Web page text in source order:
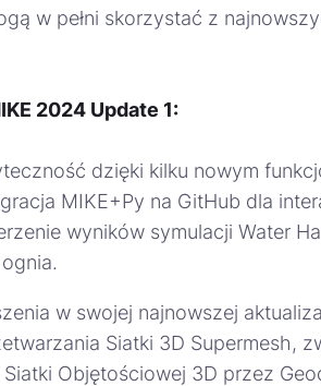
w pełni skorzystać z
2024 Update 1:
dzięki kilku nowym
MIKE+Py na GitHub dla
wyników symulacji Water
w swojej najnowszej
Siatki 3D Supermesh,
Objętościowej 3D przez